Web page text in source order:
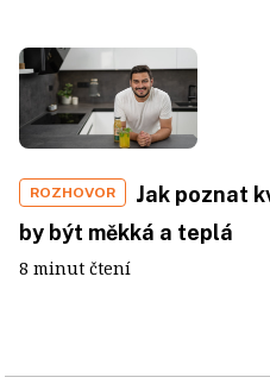
ROZHOVOR
Jak poznat
by být měkká a teplá
8 minut čtení